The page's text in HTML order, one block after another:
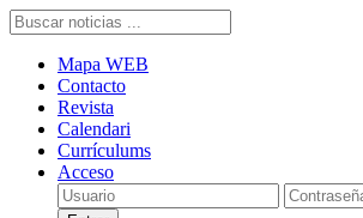
Mapa WEB
Contacto
Revista
Calendari
Currículums
Acceso